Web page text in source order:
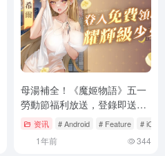
# Pokémon Pokopia
母湯補全！《魔姬物語》五一
勞動節福利放送，登錄即送五
星新角色香蕉娘
资讯 # Android # Feature # iOS
1年前 344